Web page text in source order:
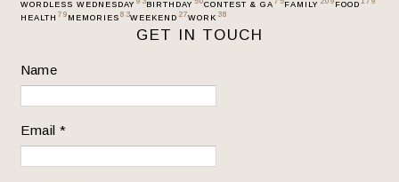
WORDLESS WEDNESDAY
BIRTHDAY CONTEST & GA FAMILY FOOD
HEALTH 79 MEMORIES 83WEEKEND 27WORK 38
GET IN TOUCH
Name
Email *